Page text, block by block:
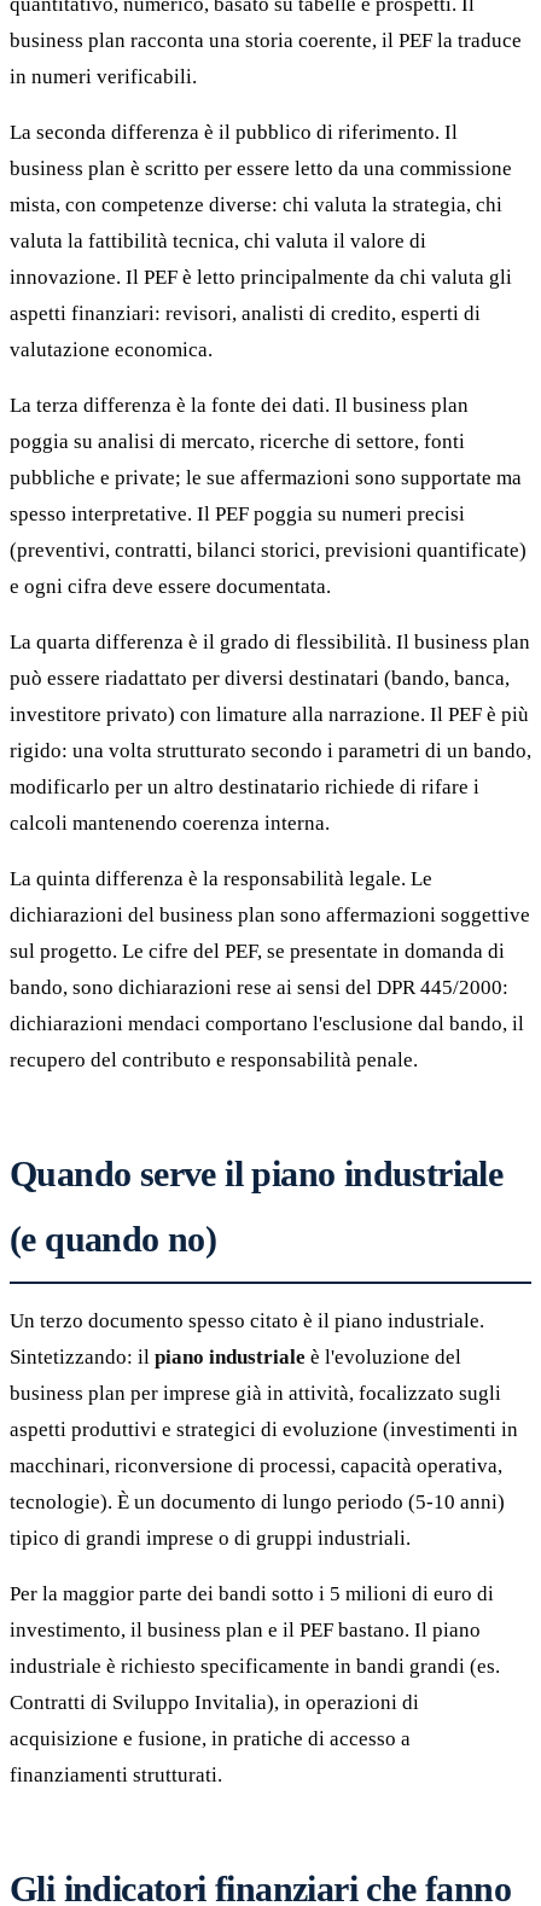
business plan racconta una storia coerente, il PEF la traduce
in numeri verificabili.
La seconda differenza è il pubblico di riferimento. Il
business plan è scritto per essere letto da una commissione
mista, con competenze diverse: chi valuta la strategia, chi
valuta la fattibilità tecnica, chi valuta il valore di
innovazione. Il PEF è letto principalmente da chi valuta gli
aspetti finanziari: revisori, analisti di credito, esperti di
valutazione economica.
La terza differenza è la fonte dei dati. Il business plan
poggia su analisi di mercato, ricerche di settore, fonti
pubbliche e private; le sue affermazioni sono supportate ma
spesso interpretative. Il PEF poggia su numeri precisi
(preventivi, contratti, bilanci storici, previsioni quantificate)
e ogni cifra deve essere documentata.
La quarta differenza è il grado di flessibilità. Il business plan
può essere riadattato per diversi destinatari (bando, banca,
investitore privato) con limature alla narrazione. Il PEF è più
rigido: una volta strutturato secondo i parametri di un bando,
modificarlo per un altro destinatario richiede di rifare i
calcoli mantenendo coerenza interna.
La quinta differenza è la responsabilità legale. Le
dichiarazioni del business plan sono affermazioni soggettive
sul progetto. Le cifre del PEF, se presentate in domanda di
bando, sono dichiarazioni rese ai sensi del DPR 445/2000:
dichiarazioni mendaci comportano l'esclusione dal bando, il
recupero del contributo e responsabilità penale.
Quando serve il piano industriale
(e quando no)
Un terzo documento spesso citato è il piano industriale.
Sintetizzando: il piano industriale è l'evoluzione del
business plan per imprese già in attività, focalizzato sugli
aspetti produttivi e strategici di evoluzione (investimenti in
macchinari, riconversione di processi, capacità operativa,
tecnologie). È un documento di lungo periodo (5-10 anni)
tipico di grandi imprese o di gruppi industriali.
Per la maggior parte dei bandi sotto i 5 milioni di euro di
investimento, il business plan e il PEF bastano. Il piano
industriale è richiesto specificamente in bandi grandi (es.
Contratti di Sviluppo Invitalia), in operazioni di
acquisizione e fusione, in pratiche di accesso a
finanziamenti strutturati.
Gli indicatori finanziari che fanno